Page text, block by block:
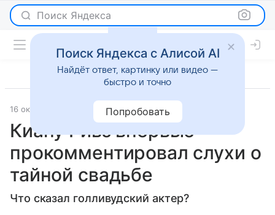
Поиск Яндекса
16 октября 2025 Lenta.Ru Светская жизнь
Киану Ривз впервые
прокомментировал слухи о
тайной свадьбе
Что сказал голливудский актер?
Поиск Яндекса с Алисой AI
Найдёт ответ, картинку или видео —
быстро и точно
Попробовать